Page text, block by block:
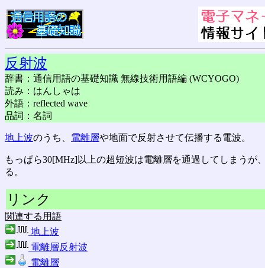
反射波
辞書：通信用語の基礎知識 無線技術用語編 (WCYOGO)
読み：はんしゃは
外語：reflected wave
品詞：名詞
地上波のうち、 電離層や地面で反射させて伝播する電波。
もっぱら30[MHz]以上の超短波は電離層を通過してしまう
る。
リンク
関連する用語
地上波
電離層反射波
電離層